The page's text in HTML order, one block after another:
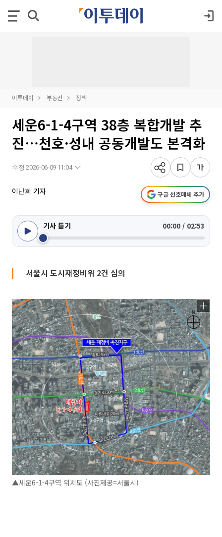
이투데이 부동산 정책
세운6-1-4구역 38층 복합개발 추
진⋯천호·성내 공동개발도 본격화
수정 2026-06-09 11:04
이난희 기자 구글 선호매체 추가
기사 듣기 00:00 / 02:53
서울시 도시재정비위 2건 심의
▲세운6-1-4구역 위치도 (사진제공=서울시)